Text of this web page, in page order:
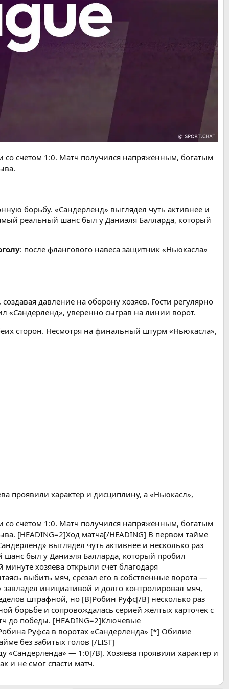
счётом 1:0. Матч получился напряжённым, богатым
борьбу. «Сандерленд» выглядел чуть активнее и
реальный шанс был у Даниэля Балларда, который
: после флангового навеса защитник «Ньюкасла»
давление на оборону хозяев. Гости регулярно
«Сандерленд», уверенно сыграв на линии ворот.
сторон. Несмотря на финальный штурм «Ньюкасла»,
проявили характер и дисциплину, а «Ньюкасл»,
счётом 1:0. Матч получился напряжённым, богатым
[HEADING=2]Ход матча[/HEADING] В первом тайме
выглядел чуть активнее и несколько раз
был у Даниэля Балларда, который пробил
хозяева открыли счёт благодаря
выбить мяч, срезал его в собственные ворота —
инициативой и долго контролировал мяч,
штрафной, но [B]Робин Руфс[/B] несколько раз
борьбе и сопровождалась серией жёлтых карточек с
до победы. [HEADING=2]Ключевые
Руфса в воротах «Сандерленда» [*] Обилие
без забитых голов [/LIST]
«Сандерленда» — 1:0[/B]. Хозяева проявили характер и
и не смог спасти матч.